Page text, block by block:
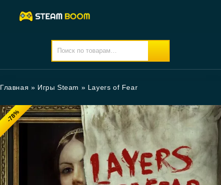
Главная » Игры Steam » Layers of Fear
-78%